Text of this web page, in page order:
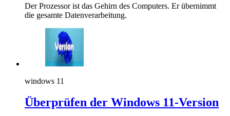
Der Prozessor ist das Gehirn des Computers. Er übernimmt
die gesamte Datenverarbeitung.
windows 11
Überprüfen der Windows 11-Version